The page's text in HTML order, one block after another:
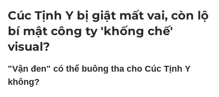
Cúc Tịnh Y bị giật mất vai, còn lộ
bí mật công ty 'khống chế'
visual?
"Vận đen" có thể buông tha cho Cúc Tịnh Y
không?